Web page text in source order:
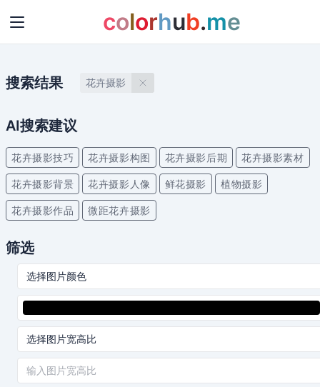
colorhub.me
搜索结果 花卉摄影
AI搜索建议
花卉摄影技巧 花卉摄影构图 花卉摄影后期 花卉摄影素材
花卉摄影背景 花卉摄影人像 鲜花摄影 植物摄影
花卉摄影作品 微距花卉摄影
筛选